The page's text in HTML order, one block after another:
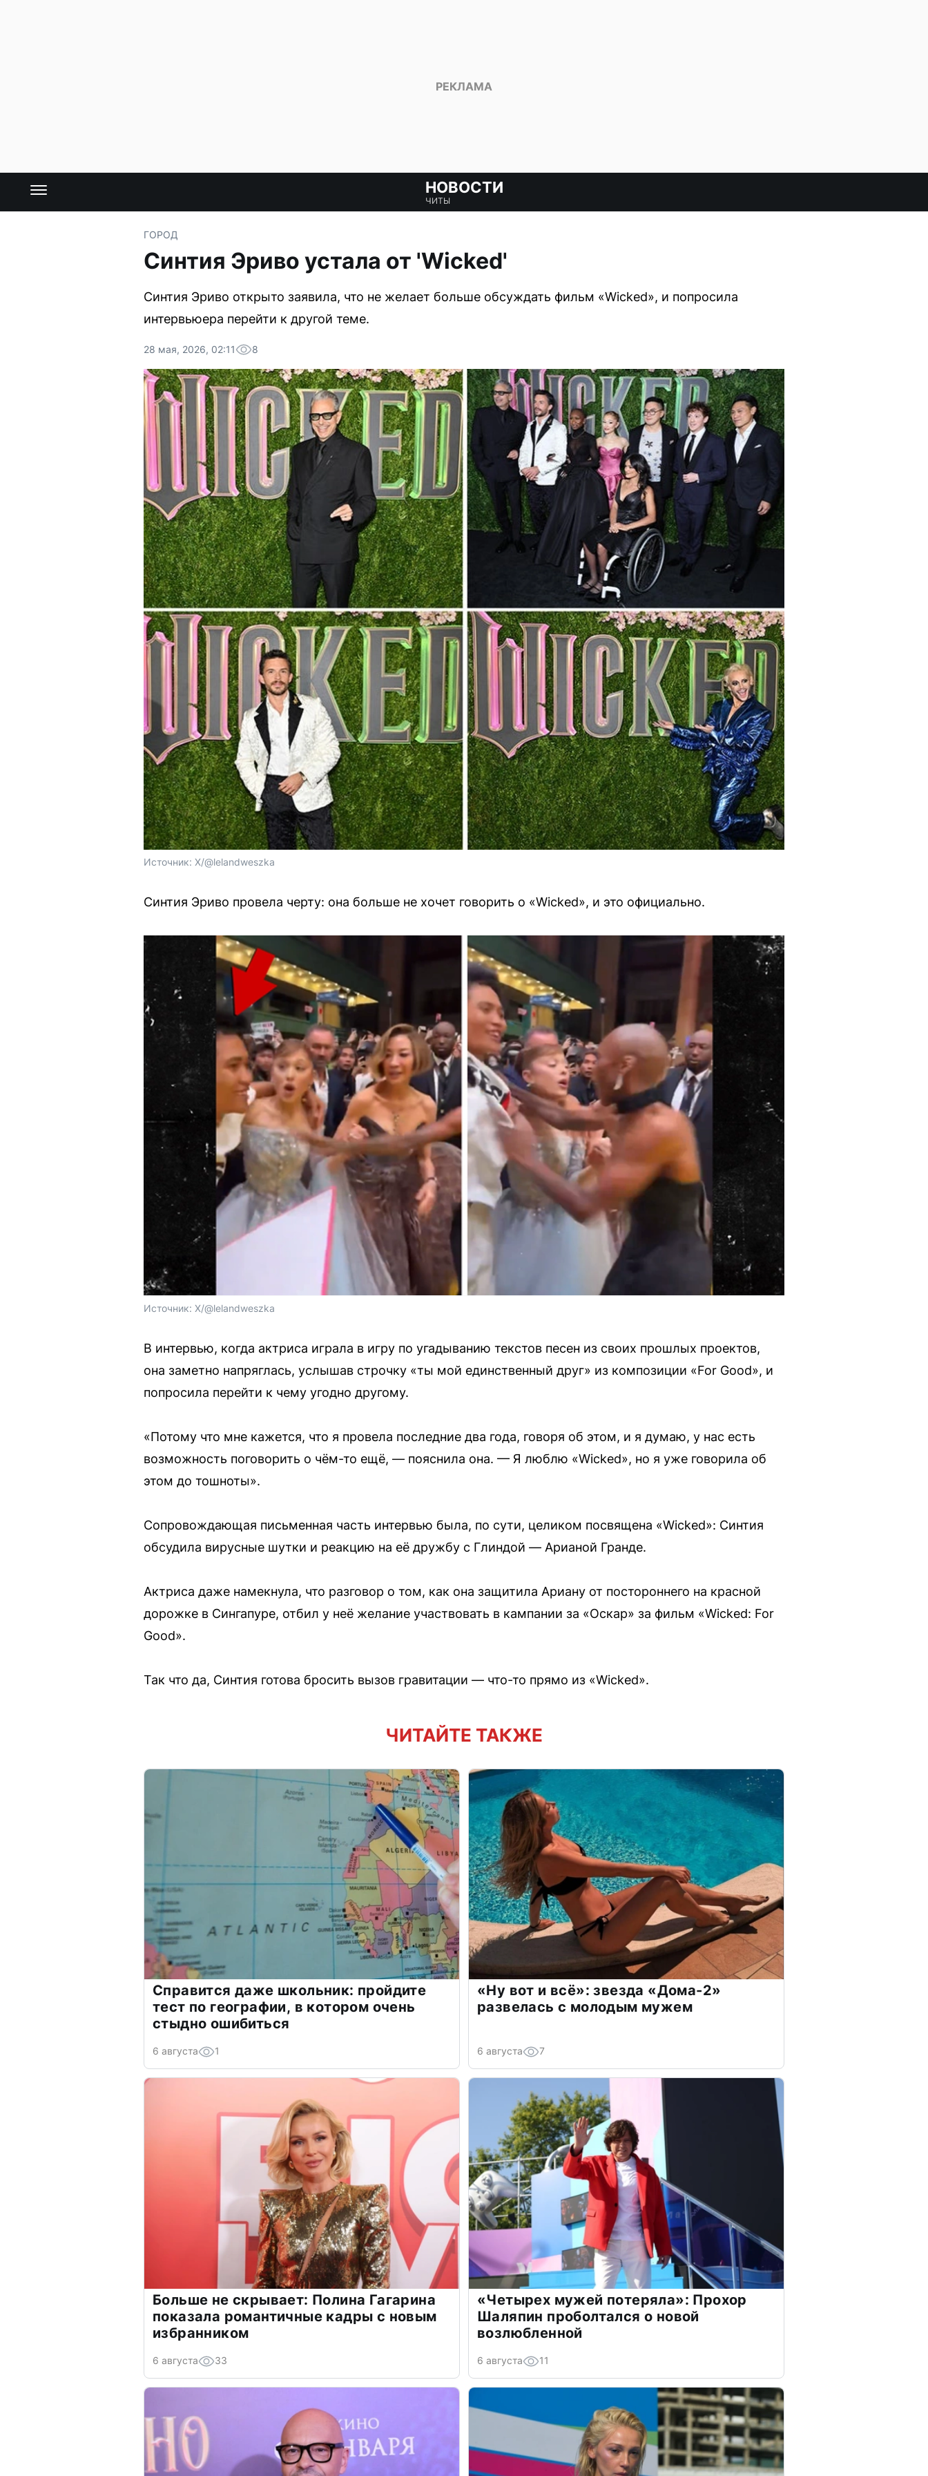
НОВОСТИ
ЧИТЫ
ГОРОД
Синтия Эриво устала от 'Wicked'
Синтия Эриво открыто заявила, что не желает больше обсуждать фильм «Wicked», и попросила
интервьюера перейти к другой теме.
28 мая, 2026, 02:11 8
Источник: X/@lelandweszka
Синтия Эриво провела черту: она больше не хочет говорить о «Wicked», и это официально.
Источник: X/@lelandweszka
В интервью, когда актриса играла в игру по угадыванию текстов песен из своих прошлых проектов,
она заметно напряглась, услышав строчку «ты мой единственный друг» из композиции «For Good», и
попросила перейти к чему угодно другому.
«Потому что мне кажется, что я провела последние два года, говоря об этом, и я думаю, у нас есть
возможность поговорить о чём-то ещё, — пояснила она. — Я люблю «Wicked», но я уже говорила об
этом до тошноты».
Сопровождающая письменная часть интервью была, по сути, целиком посвящена «Wicked»: Синтия
обсудила вирусные шутки и реакцию на её дружбу с Глиндой — Арианой Гранде.
Актриса даже намекнула, что разговор о том, как она защитила Ариану от постороннего на красной
дорожке в Сингапуре, отбил у неё желание участвовать в кампании за «Оскар» за фильм «Wicked: For
Good».
Так что да, Синтия готова бросить вызов гравитации — что-то прямо из «Wicked».
ЧИТАЙТЕ ТАКЖЕ
Справится даже школьник: пройдите
тест по географии, в котором очень
стыдно ошибиться
6 августа 1
«Ну вот и всё»: звезда «Дома-2»
развелась с молодым мужем
6 августа 7
Больше не скрывает: Полина Гагарина
показала романтичные кадры с новым
избранником
6 августа 33
«Четырех мужей потеряла»: Прохор
Шаляпин проболтался о новой
возлюбленной
6 августа 11